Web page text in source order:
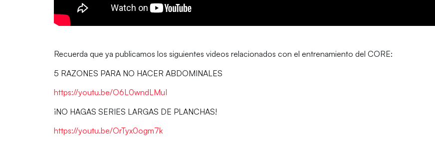
Recuerda que ya publicamos los siguientes videos relacionados con el entrenamiento del CORE:
5 RAZONES PARA NO HACER ABDOMINALES
https://youtu.be/O6L0wndLMuI
¡NO HAGAS SERIES LARGAS DE PLANCHAS!
https://youtu.be/OrTyx0ogm7k